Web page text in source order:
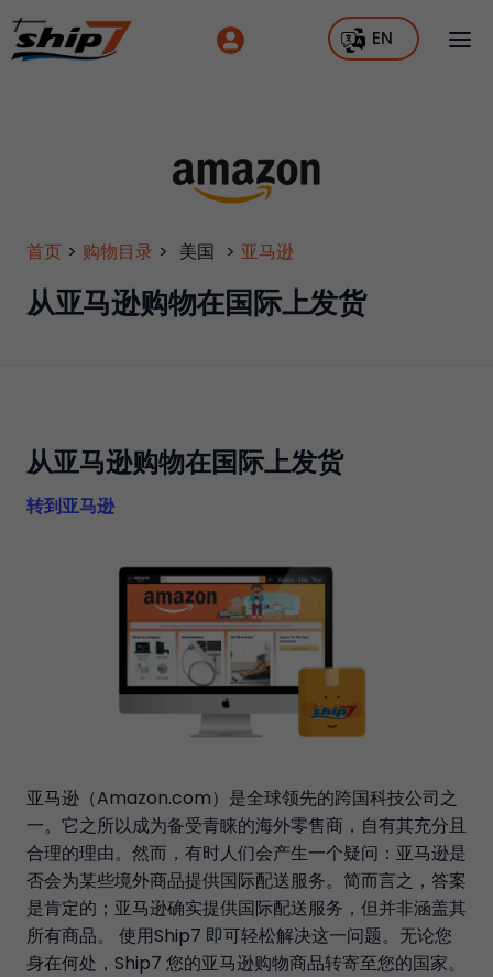
EN
首页 > 购物目录 > 美国 > 亚马逊
从亚马逊购物在国际上发货
从亚马逊购物在国际上发货
转到亚马逊
亚马逊（Amazon.com）是全球领先的跨国科技公司之
一。它之所以成为备受青睐的海外零售商，自有其充分且
合理的理由。然而，有时人们会产生一个疑问：亚马逊是
否会为某些境外商品提供国际配送服务。简而言之，答案
是肯定的；亚马逊确实提供国际配送服务，但并非涵盖其
所有商品。 使用Ship7 即可轻松解决这一问题。无论您
身在何处，Ship7 您的亚马逊购物商品转寄至您的国家。